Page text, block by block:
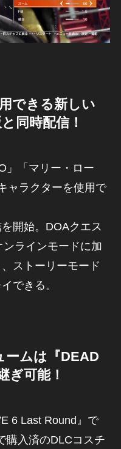
できる新しい
同時配信！
」「マリー・ロー
ャラクターを使用で
開始。DOAクエス
ンラインモードに加
ストーリーモード
できる。
ームは『DEAD
ぎ可能！
6 Last Round』で
購入済のDLCコスチ